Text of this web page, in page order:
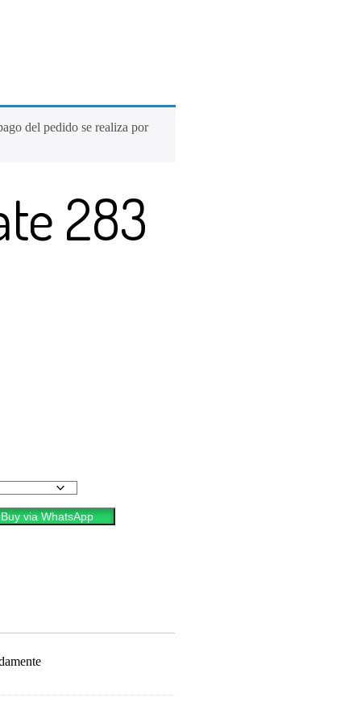
del pedido se realiza por
283
Buy via WhatsApp